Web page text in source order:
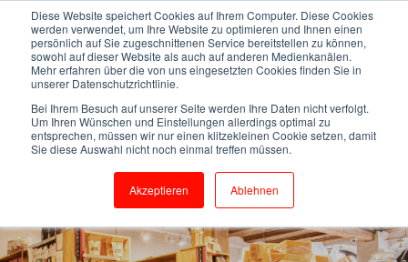
Diese Website speichert Cookies auf Ihrem Computer. Diese Cookies
werden verwendet, um Ihre Website zu optimieren und Ihnen einen
persönlich auf Sie zugeschnittenen Service bereitstellen zu können,
sowohl auf dieser Website als auch auf anderen Medienkanälen.
Mehr erfahren über die von uns eingesetzten Cookies finden Sie in
unserer Datenschutzrichtlinie.
Bei Ihrem Besuch auf unserer Seite werden Ihre Daten nicht verfolgt.
Um Ihren Wünschen und Einstellungen allerdings optimal zu
entsprechen, müssen wir nur einen klitzekleinen Cookie setzen, damit
Sie diese Auswahl nicht noch einmal treffen müssen.
Akzeptieren Ablehnen